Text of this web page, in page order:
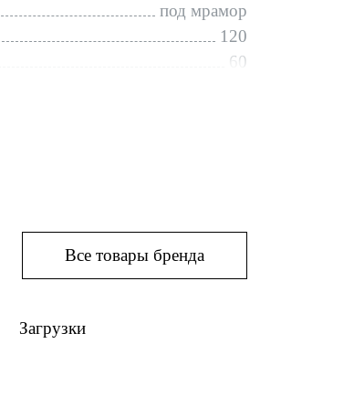
под мрамор
120
60
Все товары бренда
Загрузки